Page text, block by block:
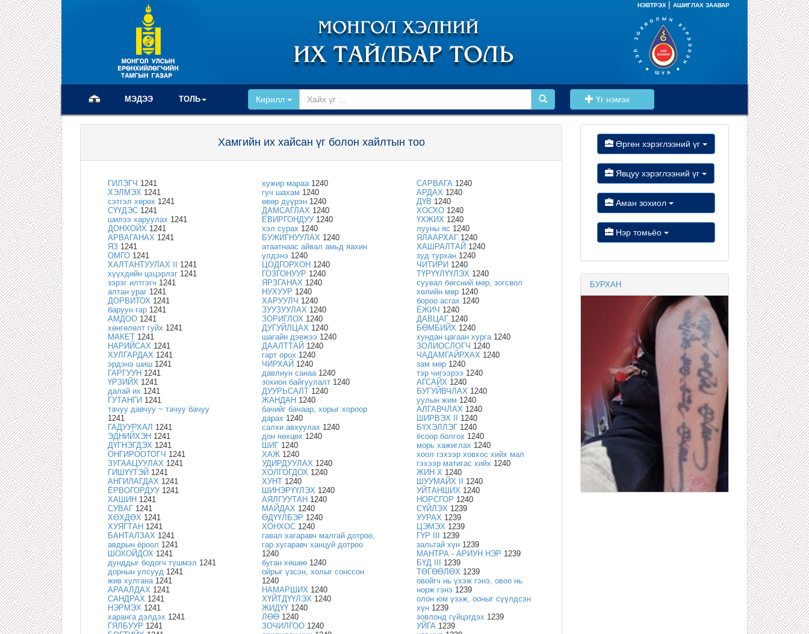
НЭВТРЭХ АШИГЛАХ ЗААВАР
(current)МЭДЭЭ ТОЛЬ Кирилл Үг нэмэх
Хамгийн их хайсан үг болон хайлтын тоо
ГИЛЭГЧ 1241
ХЭЛМЭХ 1241
сэтгэл хөрөх 1241
СҮҮДЭС 1241
шилээ харуулах 1241
ДОНХОЙХ 1241
АРВАГАНАХ 1241
ЯЗ 1241
ОМГО 1241
ХАЛТАНТУУЛАХ II
1241
хүүхдийн цэцэрлэг 1241
зэрэг илтгэгч 1241
алтан ураг 1241
ДОРВИТОХ 1241
баруун гар 1241
АМДОО 1241
хөнгөлөлт гуйх 1241
МАКЕТ 1241
НАРИЙСАХ 1241
ХУЛГАРДАХ 1241
эрдэнэ шиш 1241
ГАРГУУН 1241
ҮРЗИЙХ 1241
далай их 1241
ГУТАНГИ 1241
тачуу давчуу ~ тачуу бачуу
1241
ГАДУУРХАЛ 1241
ЭДНИЙХЭН 1241
ДҮГНЭГДЭХ 1241
ОНГИРООТОГЧ 1241
ЗУГААЦУУЛАХ 1241
ГИШҮҮТЭЙ 1241
АНГИЛАГДАХ 1241
ЁРВОГОРДУУ 1241
ХАШИН 1241
СУВАГ 1241
ХӨХДӨХ 1241
ХУЯГТАН 1241
БАНТАЛЗАХ 1241
авдрын ёроол 1241
ШОХОЙДОХ 1241
дунддыг бодогч түшмэл 1241
дорнын улсууд 1241
жив хулгана1241
АРААЛДАХ 1241
САНДРАХ 1241
НЭРМЭХ 1241
харанга дэлдэх 1241
ГЯЛБУУР 1241
хужир мараа1240
гуч шахам 1240
өвөр дүүрэн 1240
ДАМСАГЛАХ 1240
ЁВИРГОНДУУ 1240
хэл сурах 1240
БУЖИГНУУЛАХ 1240
атаатнаас айвал амьд яахин
үлдэнэ 1240
ЦОДГОРХОН 1240
ГОЗГОНУУР 1240
ЯРЗГАНАХ 1240
НУХУУР 1240
ХАРУУЛЧ 1240
ЗУУЗУУЛАХ 1240
ЗОРИГЛОХ 1240
ДУГУЙЛЦАХ 1240
шагайн дэвжээ 1240
ДААЛТТАЙ 1240
гарт орох 1240
ЧИРХАЙ 1240
давлиун санаа1240
зохион байгуулалт 1240
ДУУРЬСАЛТ 1240
ЖАНДАН 1240
бачийг бачаар, хорыг хороор
дарах 1240
салхи авхуулах 1240
дон нөхцөх 1240
ШИГ 1240
ХАЖ 1240
УДИРДУУЛАХ 1240
ХОЛГОГДОХ 1240
ХУНТ 1240
ШИНЭРҮҮЛЭХ 1240
АЯЛГУУТАН 1240
МАЙДАХ 1240
ӨДҮҮЛБЭР 1240
ХОНХОС 1240
гавал хагаравч малгай дотроо,
гар хугаравч ханцуй дотроо
1240
буган хөшөө 1240
ойрыг үзсэн, холыг сонссон
1240
НАМАРШИХ 1240
ХҮЙТДҮҮЛЭХ 1240
ЖИДҮҮ 1240
ЛӨӨ 1240
ЗОЧИЛГОО 1240
САРВАГА1240
АРДАХ 1240
ДҮВ 1240
ХОСХО1240
ҮХЖИХ 1240
лууны яс 1240
ЯЛААРХАГ1240
ХАШРАЛТАЙ 1240
зуд турхан1240
ЧИТИРИ 1240
ТҮРҮҮЛҮҮЛЭХ 1240
суувал бөгсний мөр, зогсвол
хөлийн мөр1240
бороо асгах 1240
ЁЖИЧ 1240
ДАВЦАГ1240
БӨМБИЙХ 1240
хундан цагаан хурга1240
ЗОЛИОСЛОГЧ 1240
ЧАДАМГАЙРХАХ 1240
зам мөр1240
тэр чигээрээ 1240
АГСАЙХ 1240
БУГУЙВЧЛАХ 1240
уулын жим 1240
АЛГАВЧЛАХ 1240
ШИРВЭХ II
1240
БҮХЭЛЛЭГ1240
ёсоор болгох 1240
морь хажиглах 1240
хоол гэхээр ховхос хийх мал
гэхээр матигас хийх 1240
ЖИН X 1240
ШУУМАЙХ II
1240
УЙТАНШИХ 1240
НОРСГОР 1240
СҮЙЛЭХ 1239
УУРАХ 1239
ЦЭМЭХ 1239
ГҮР III
1239
зальтай хүн1239
МАНТРА - АРИУН НЭР 1239
БҮД III
1239
ТӨГӨӨЛӨХ 1239
овойгч нь үхэж гэнэ, овоо нь
норж гэнэ 1239
олон юм үзэж, ооныг сүүлдсэн
хүн1239
зовлонд гүйцэгдэх 1239
УЙГА1239
Өргөн хэрэглээний үг
Явцуу хэрэглээний үг
Аман зохиол
Нэр томьёо
БУРХАН